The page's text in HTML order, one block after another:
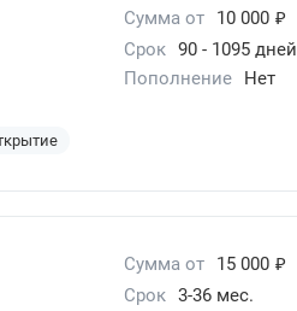
Сумма от 10 000 ₽
Срок 90 - 1095 дней
Пополнение
Нет
Сумма от 15 000 ₽
Срок 3-36 мес.